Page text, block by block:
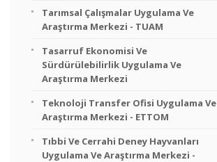
Tarımsal Çalışmalar Uygulama Ve
Araştırma Merkezi - TUAM
Tasarruf Ekonomisi Ve
Sürdürülebilirlik Uygulama Ve
Araştırma Merkezi
Teknoloji Transfer Ofisi Uygulama Ve
Araştırma Merkezi - ETTOM
Tıbbi Ve Cerrahi Deney Hayvanları
Uygulama Ve Araştırma Merkezi -